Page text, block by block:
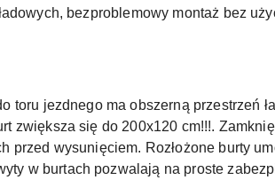
bezproblemowy montaż bez
toru jezdnego ma obszerną przestrzeń
zwiększa się do 200x120 cm!!!.
przed wysunięciem. Rozłożone burty
w burtach pozwalają na proste